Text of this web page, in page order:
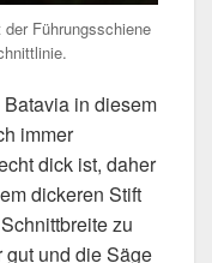
Führungsschiene
in diesem
immer
dick ist, daher
dickeren Stift
zu
und die Säge